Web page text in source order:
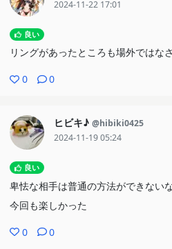
2024-11-22 17:01
良い
リングがあったところも場外ではな
0 0
ヒビキ♪ @hibiki0425
2024-11-19 05:24
良い
卑怯な相手は普通の方法ができない
今回も楽しかった
0 0